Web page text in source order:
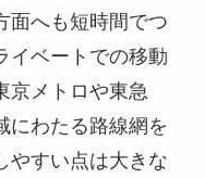
面へも短時間でつ
イベートでの移動
京メトロや東急
にわたる路線網を
やすい点は大きな